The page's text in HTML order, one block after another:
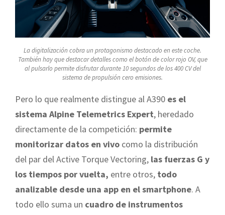
La digitalización cobra un protagonismo destacado en este coche.
También hay que destacar detalles como el botón de color rojo OV, que
al pulsarlo permite disfrutar durante 10 segundos de los 400 CV del
sistema de propulsión cero emisiones.
Pero lo que realmente distingue al A390 es el
sistema Alpine Telemetrics Expert, heredado
directamente de la competición: permite
monitorizar datos en vivo como la distribución
del par del Active Torque Vectoring, las fuerzas G y
los tiempos por vuelta, entre otros, todo
analizable desde una app en el smartphone. A
todo ello suma un cuadro de instrumentos